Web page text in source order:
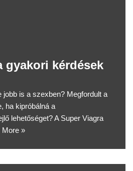
gyakori kérdések
jobb is a szexben? Megfordult a
ha kipróbálná a
lehetőséget? A Super Viagra
More »